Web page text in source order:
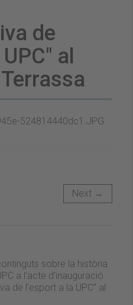
de
al
Next →
sobre la història
a l'acte d'inauguració
de l'esport a la UPC" al